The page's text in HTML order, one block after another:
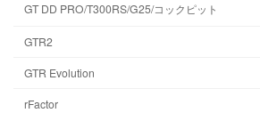
GT DD PRO/T300RS/G25/コックピット
GTR2
GTR Evolution
rFactor